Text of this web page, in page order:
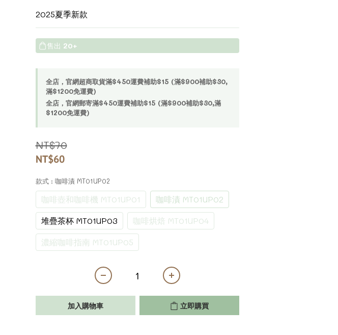
2025夏季新款
售出 20+
全店，官網超商取貨滿$450運費補助$15 (滿$900補助$30,
滿$1200免運費)
全店，官網郵寄滿$450運費補助$15 (滿$900補助$30,滿
$1200免運費)
NT$70
NT$60
款式 : 咖啡漬 MT01UP02
咖啡壺和咖啡機 MT01UP01
咖啡漬 MT01UP02
堆疊茶杯 MT01UP03
咖啡烘焙 MT01UP04
濃縮咖啡指南 MT01UP05
加入購物車 立即購買